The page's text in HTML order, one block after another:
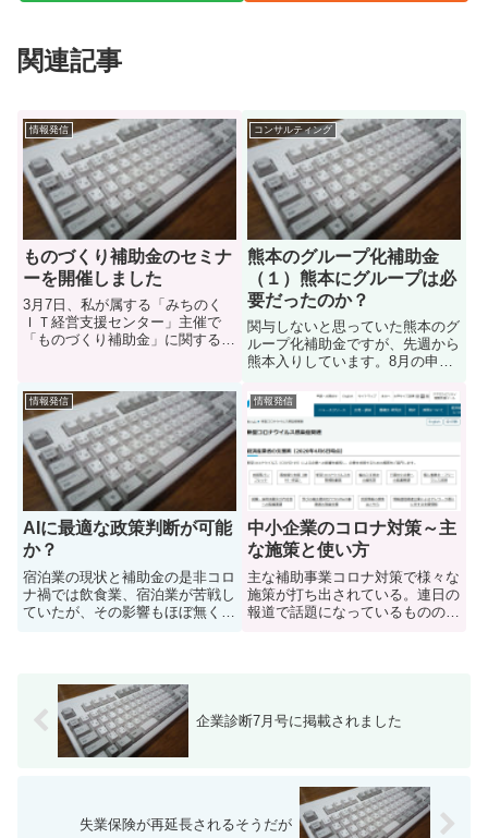
関連記事
情報発信
ものづくり補助金のセミナ
ーを開催しました
3月7日、私が属する「みちのく
ＩＴ経営支援センター」主催で
「ものづくり補助金」に関するセ
を変えて、「IT業界に特化」、
「補助金を武器に新たな商談を掘
り起こせるようになること」を目
的...
コンサルティング
熊本のグループ化補助金
（１）熊本にグループは必
要だったのか？
関与しないと思っていた熊本のグ
ループ化補助金ですが、先週から
熊本入りしています。8月の申請
うことで2週にわたってお世話に
なっております。熊本にグループ
化補助金は必要だったのか？既に
何度も説明会が開かれているよ
う...
情報発信
AIに最適な政策判断が可能
か？
宿泊業の現状と補助金の是非コロ
ナ禍では飲食業、宿泊業が苦戦し
ていたが、その影響もほぼ無くな
高くて仙台市内では旅費規定内で
泊まれるところを探すのが大
変」...
情報発信
中小企業のコロナ対策～主
な施策と使い方
主な補助事業コロナ対策で様々な
施策が打ち出されている。連日の
報道で話題になっているものの、
金...
企業診断7月号に掲載されました
失業保険が再延長されるそうだが